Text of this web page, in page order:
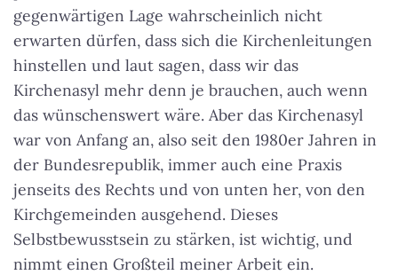
gegenwärtigen Lage wahrscheinlich nicht
erwarten dürfen, dass sich die Kirchenleitungen
hinstellen und laut sagen, dass wir das
Kirchenasyl mehr denn je brauchen, auch wenn
das wünschenswert wäre. Aber das Kirchenasyl
war von Anfang an, also seit den 1980er Jahren in
der Bundesrepublik, immer auch eine Praxis
jenseits des Rechts und von unten her, von den
Kirchgemeinden ausgehend. Dieses
Selbstbewusstsein zu stärken, ist wichtig, und
nimmt einen Großteil meiner Arbeit ein.